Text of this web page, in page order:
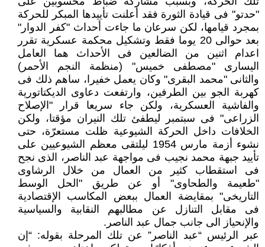
"حدتو" فى قيادة الثورة فقد أعلنت تأييدها المبكر للحركة
بمجرد قيامها، لكن سرعان ما جاءت أحداث "كفر الدوار"
بعد حوالى 20 يوما فقط وتشكيل محكمة عسكرية تقرر
اعدام اثنين من الضالعين فى الأحداث هما العامل
اليسارى "مصطفى خميس" (منظمة النجم الأحمر)
والثانى "محمد البقرى" وكان يعمل خفيرا، ساهم ذلك فى
كهربة الجو بين الطرفين، وارتفعت دعاوى الديكتاتورية
والفاشية العسكرية، ولكن جاء سريعا قرار "الإصلاح
الزراعى" فى سبتمبر ليطفئ تلك النيران مؤقتا، ولكن
الخلافات داخل الحركة الشيوعية ظلت مستعرّة، حتى
نشوء أزمة مارس 1954 ليلتقى معظم الشيوعيين على
تأييد جبهة محمد نجيب فى مواجهة عبد الناصر، الذى نجح
فى استقطاب كثير من العمال من خلال الرشاوى
"طعيمة والطحاوى" أو عن طريق "الحل الوسط
التاريخى" بمقايضة العمال ببعض المكاسب الإقتصادية
فى مقابل التنازل عن مطالبهم النقابية والسياسية
والإنحياز الى جانب جمال عبد الناصر.
عبر الرئيس “عبد الناصر” عن تلك المرحلة بقوله: “إن